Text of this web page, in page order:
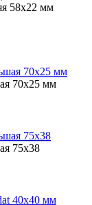
58х22 мм
70х25 мм
75х38